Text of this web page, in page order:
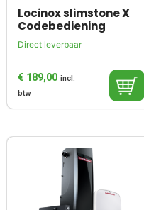
Locinox slimstone X
Codebediening
Direct leverbaar
€ 189,00 incl.
btw